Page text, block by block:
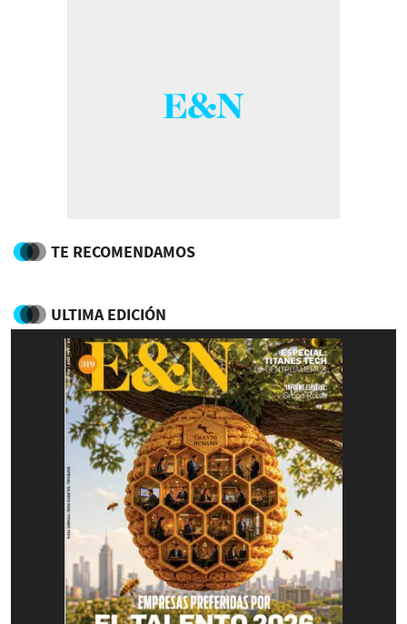
TE RECOMENDAMOS
ULTIMA EDICIÓN